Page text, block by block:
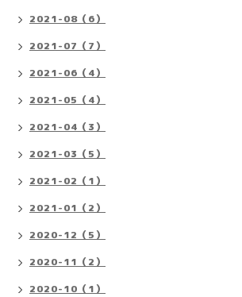
2021-08（6）
2021-07（7）
2021-06（4）
2021-05（4）
2021-04（3）
2021-03（5）
2021-02（1）
2021-01（2）
2020-12（5）
2020-11（2）
2020-10（1）